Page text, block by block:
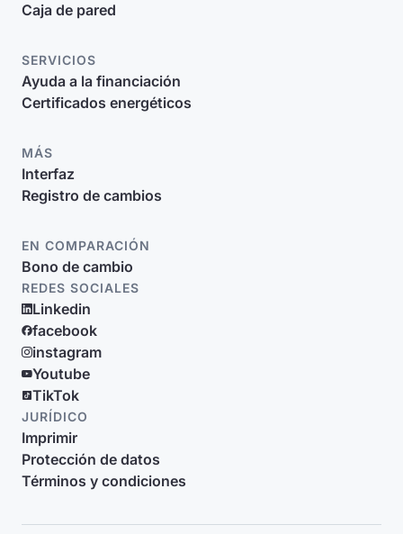
Caja de pared
SERVICIOS
Ayuda a la financiación
Certificados energéticos
MÁS
Interfaz
Registro de cambios
EN COMPARACIÓN
Bono de cambio
REDES SOCIALES
Linkedin
facebook
instagram
Youtube
TikTok
JURÍDICO
Imprimir
Protección de datos
Términos y condiciones